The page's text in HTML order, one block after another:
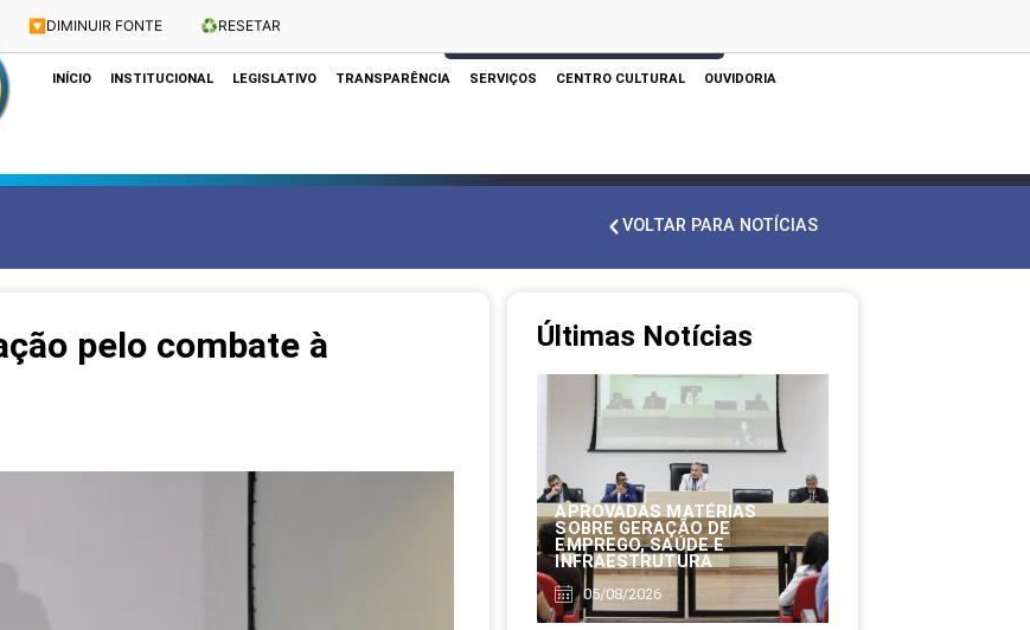
🔽 DIMINUIR FONTE ♻️RESETAR
Dias e Horários das Sessões: Terças e Quartas às 10h
INÍCIO INSTITUCIONAL LEGISLATIVO TRANSPARÊNCIA SERVIÇOS CENTRO CULTURAL OUVIDORIA
VOLTAR PARA NOTÍCIAS
pelo combate à
Últimas Notícias
APROVADAS MATÉRIAS
SOBRE GERAÇÃO DE
EMPREGO, SAÚDE E
INFRAESTRUTURA
05/08/2026